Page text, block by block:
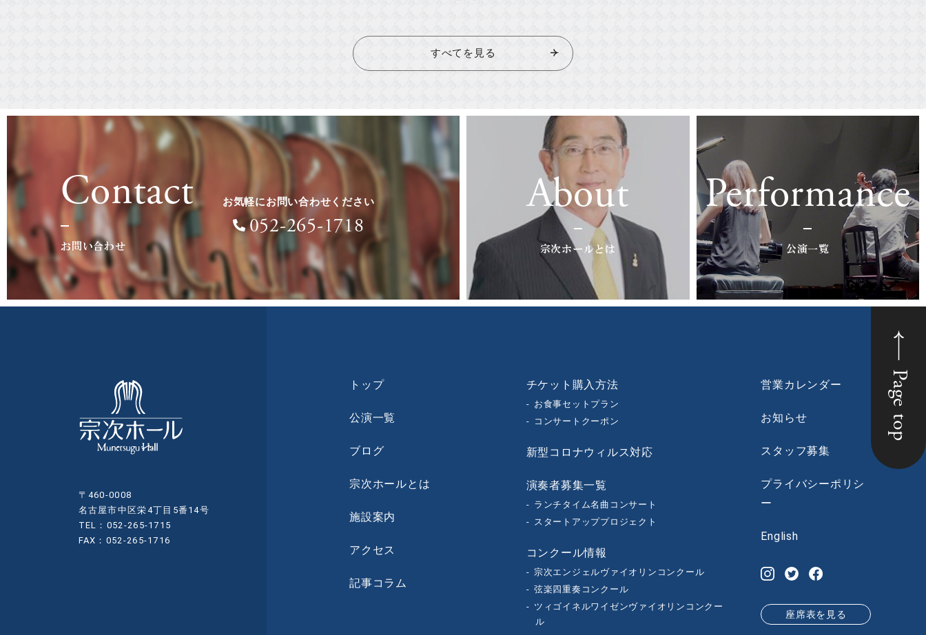
すべてを見る
Contact
お問い合わせ
お気軽にお問い合わせください
052-265-1718
About
宗次ホールとは
Performance
公演一覧
Page top
〒460-0008
名古屋市中区栄4丁目5番14号
TEL：052-265-1715
FAX：052-265-1716
トップ
公演一覧
ブログ
宗次ホールとは
施設案内
アクセス
記事コラム
チケット購入方法
お食事セットプラン
コンサートクーポン
新型コロナウィルス対応
演奏者募集一覧
ランチタイム名曲コンサート
スタートアッププロジェクト
コンクール情報
宗次エンジェルヴァイオリンコンクール
弦楽四重奏コンクール
ツィゴイネルワイゼンヴァイオリンコンクー
ル
営業カレンダー
お知らせ
スタッフ募集
プライバシーポリシ
ー
English
座席表を見る